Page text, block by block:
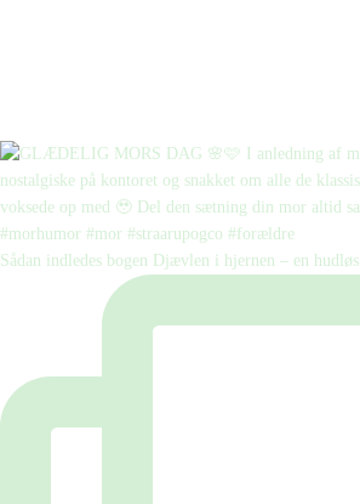
Sådan indledes bogen Djævlen i hjernen – en hudløs